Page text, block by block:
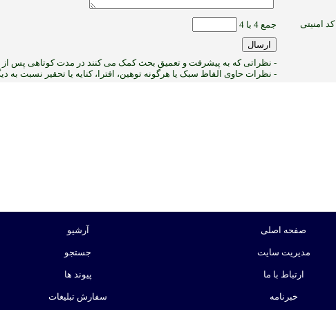
کد امنیتی جمع 4 با 4
- نظراتی که به پیشرفت و تعمیق بحث کمک می کنند در مدت کوتاهی پس از
- نظرات حاوی الفاظ سبک یا هرگونه توهین، افترا، کنایه یا تحقیر نسبت
صفحه اصلی
مدیریت سایت
ارتباط با ما
خبرنامه
آرشیو
جستجو
پیوند ها
سفارش تبلیغات